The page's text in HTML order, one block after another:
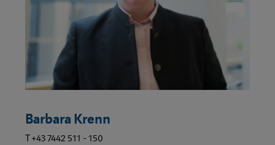
Barbara Krenn
T +43 7442 511 - 150